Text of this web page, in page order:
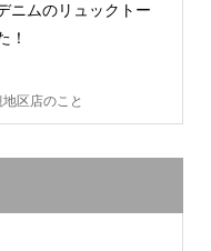
ニムのリュックトー
！
区店のこと